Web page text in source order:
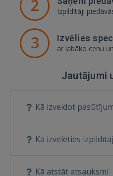
2 Izpildītāji
3 Izvēlies
ar labāko cenu
Jautājumi
Kā izveidot
Kā izvēlēties
Kā atstāt atsauksmi